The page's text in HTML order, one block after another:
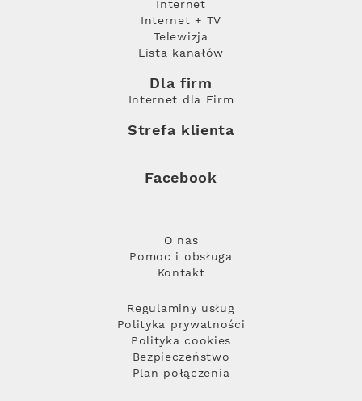
Internet
Internet + TV
Telewizja
Lista kanałów
Dla firm
Internet dla Firm
Strefa klienta
Facebook
O nas
Pomoc i obsługa
Kontakt
Regulaminy usług
Polityka prywatności
Polityka cookies
Bezpieczeństwo
Plan połączenia